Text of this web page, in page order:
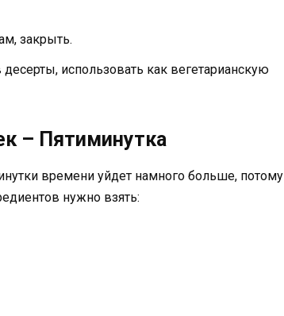
закрыть.
использовать как вегетарианскую
– Пятиминутка
времени уйдет намного больше, потому
нужно взять: